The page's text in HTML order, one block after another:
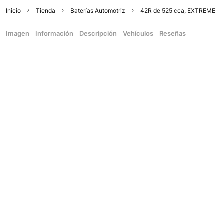
Inicio Tienda Baterías Automotriz 42R de 525 cca, EXTREME
Imagen Información Descripción Vehículos Reseñas